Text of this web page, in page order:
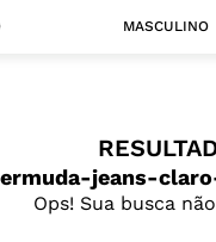
MASCULINO
Camisas
Jaquetas
jeans-
Ops! Sua busca